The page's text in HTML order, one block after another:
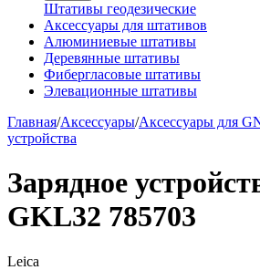
Штативы геодезические
Аксессуары для штативов
Алюминиевые штативы
Деревянные штативы
Фибергласовые штативы
Элевационные штативы
Главная/Аксессуары/Аксессуары для
устройства
Зарядное
GKL32 785703
Leica